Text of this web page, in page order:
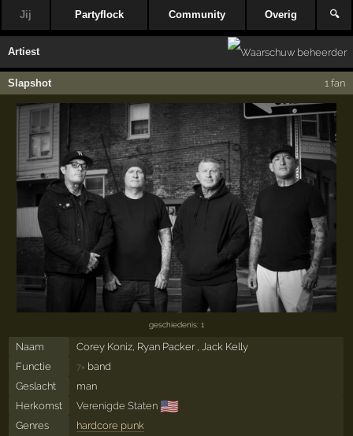
Jij Partyflock Community Overig 🔍
Artiest
Slapshot 1 fan
geschiedenis: 1
Naam
Corey Koniz, Ryan Packer , Jack Kelly
Functie
7× band
Geslacht
man
Herkomst
Verenigde Staten 🇺🇸
Genres
hardcore punk